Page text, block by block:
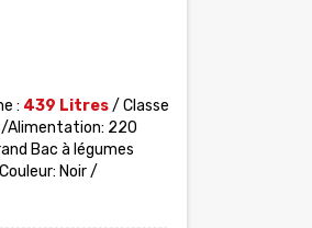
: 439 Litres/ Classe
Alimentation: 220
Bac à légumes
Noir /